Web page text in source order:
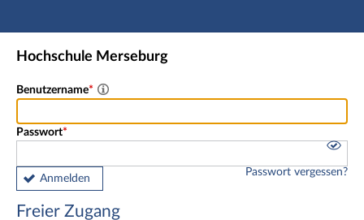
Hauptnavigation
Freier Zugang
Nutzerdaten abrufen
Fußzeile
Hochschule Merseburg
Benutzername
Passwort
Anmelden
Passwort vergessen?
Freier Zugang